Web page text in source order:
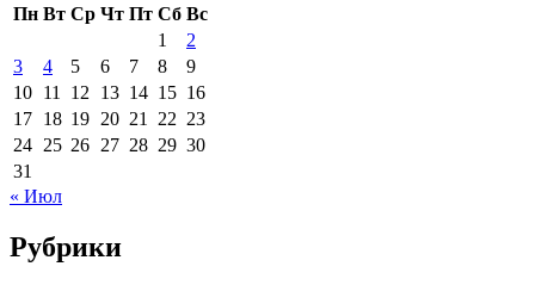
Пн Вт Ср Чт Пт Сб Вс
1
2
3
4 5 6 7 8
9
10 11 12 13 14 15 16
17 18 19 20 21 22 23
24 25 26 27 28 29 30
31
« Июл
Рубрики